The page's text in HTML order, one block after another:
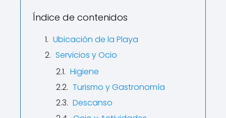
Índice de contenidos
Ubicación de la Playa
Servicios y Ocio
Higiene
Turismo y Gastronomía
Descanso